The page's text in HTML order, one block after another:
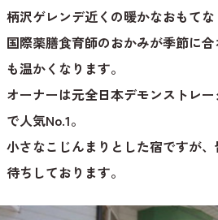
JP ENG 野沢温泉
柄沢ゲレンデ近くの暖かなおもてな
国際薬膳食育師のおかみが季節に
も温かくなります。
オーナーは元全日本デモンストレ
で人気No.1。
小さなこじんまりとした宿ですが
待ちしております。